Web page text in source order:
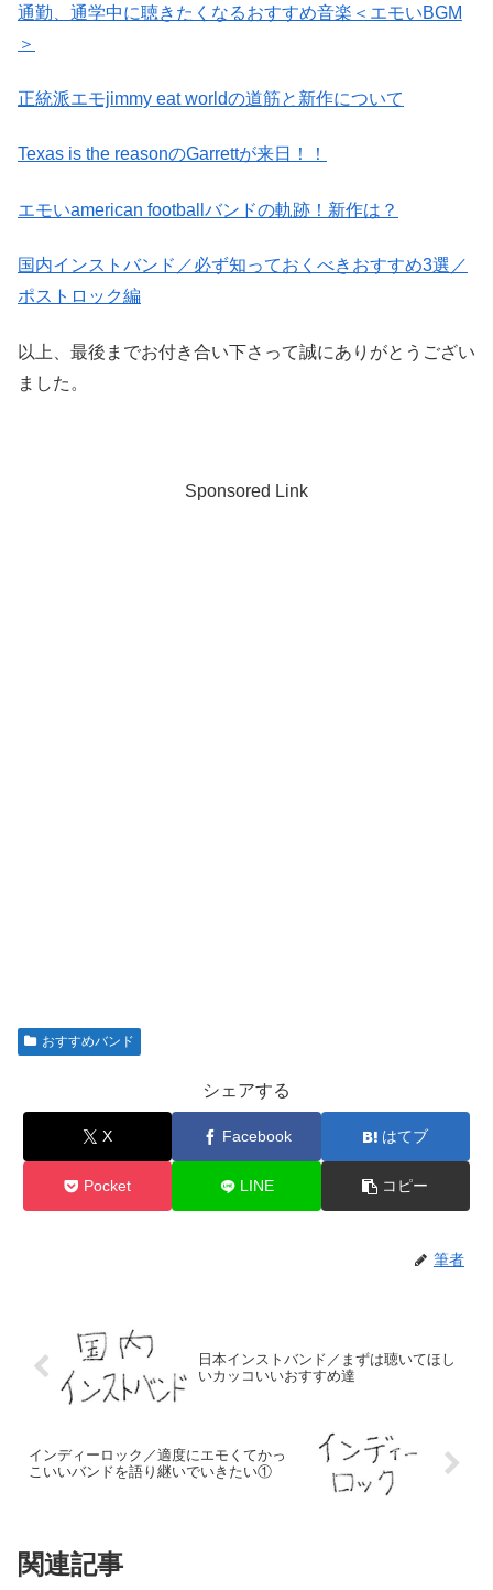
通勤、通学中に聴きたくなるおすすめ音楽＜エモいBGM
＞
正統派エモjimmy eat worldの道筋と新作について
Texas is the reasonのGarrettが来日！！
エモいamerican footballバンドの軌跡！新作は？
国内インストバンド／必ず知っておくべきおすすめ3選／
ポストロック編
以上、最後までお付き合い下さって誠にありがとうござい
ました。
Sponsored Link
おすすめバンド
シェアする
X Facebook はてブ
Pocket LINE コピー
筆者
日本インストバンド／まずは聴いてほし
いカッコいいおすすめ達
インディーロック／適度にエモくてかっ
こいいバンドを語り継いでいきたい①
関連記事